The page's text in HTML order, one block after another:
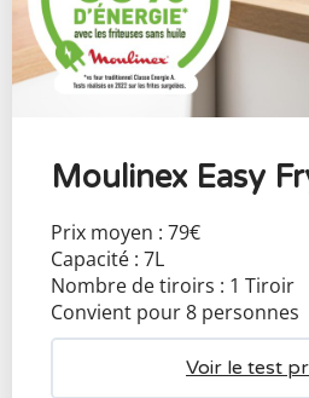
Moulinex Easy
Prix moyen : 79€
Capacité : 7L
Nombre de tiroirs : 1 Tiroir
Convient pour 8 personnes
Voir le test